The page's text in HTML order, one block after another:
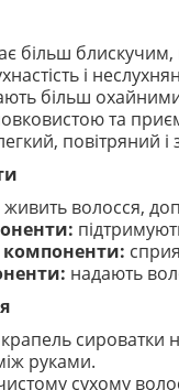
більш блискучим,
і
більш
та
повітряний
живить волосся,
компоненти:
надають
крапель сироватки
руками.
сухому